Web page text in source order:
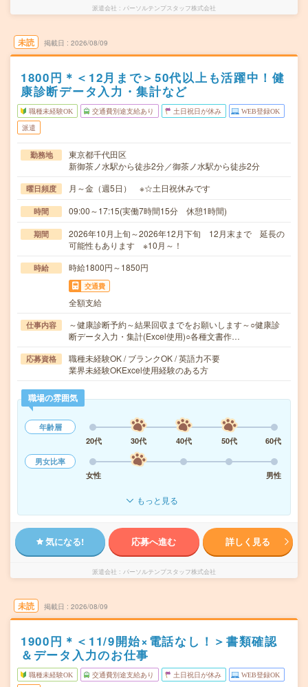
派遣会社 パーソルテンプスタッフ株式会社
未読 掲載日 2026/08/09
1800円＊＜12月まで＞50代以上も活躍中！健
康診断データ入力・集計など
職種未経験OK 交通費別途支給あり 土日祝日が休み WEB登録OK
派遣
勤務地
東京都千代田区
新御茶ノ水駅から徒歩2分／御茶ノ水駅から徒歩2分
曜日頻度 月～金（週5日） ※☆土日祝休みです
時間 09:00～17:15(実働7時間15分 休憩1時間)
期間
2026年10月上旬～2026年12月下旬 12月末まで 延長の
可能性もあります ※10月～！
時給 時給1800円～1850円
交通費
全額支給
仕事内容
～健康診断予約～結果回収までをお願いします～○健康診
断データ入力・集計(Excel使用)○各種文書作…
応募資格
職種未経験OK / ブランクOK / 英語力不要
業界未経験OKExcel使用経験のある方
職場の雰囲気
年齢層
20代
30代 40代 50代
60代
男女比率
女性
男性
もっと見る
気になる! 応募へ進む 詳しく見る
派遣会社 パーソルテンプスタッフ株式会社
未読 掲載日 2026/08/09
1900円＊＜11/9開始×電話なし！＞書類確認
＆データ入力のお仕事
職種未経験OK 交通費別途支給あり 土日祝日が休み WEB登録OK